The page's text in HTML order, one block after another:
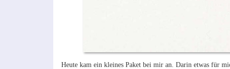
Heute kam ein kleines Paket bei mir an. Darin etwas für